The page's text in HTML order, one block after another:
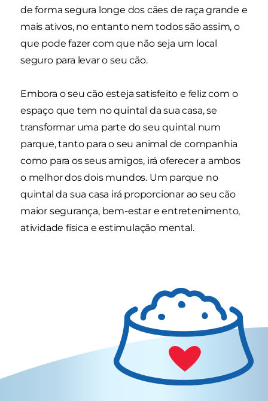
de forma segura longe dos cães de raça grande e
mais ativos, no entanto nem todos são assim, o
que pode fazer com que não seja um local
seguro para levar o seu cão.
Embora o seu cão esteja satisfeito e feliz com o
espaço que tem no quintal da sua casa, se
transformar uma parte do seu quintal num
parque, tanto para o seu animal de companhia
como para os seus amigos, irá oferecer a ambos
o melhor dos dois mundos. Um parque no
quintal da sua casa irá proporcionar ao seu cão
maior segurança, bem-estar e entretenimento,
atividade física e estimulação mental.